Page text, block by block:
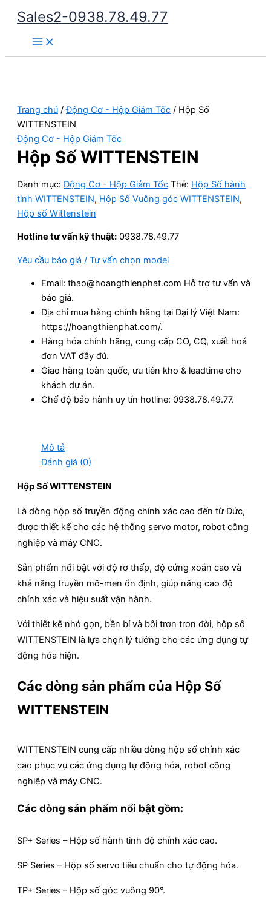
Nhảy
dung
Sales2-0938.78.49.77
Main
Menu
Trang chủ /Động Cơ - Hộp Giảm Tốc / Hộp Số
WITTENSTEIN
Động Cơ - Hộp Giảm Tốc
Hộp Số WITTENSTEIN
Danh mục:Động Cơ - Hộp Giảm Tốc Thẻ: Hộp Số hành
tinh WITTENSTEIN, Hộp Số Vuông góc WITTENSTEIN,
Hộp số Wittenstein
Hotline tư vấn kỹ thuật: 0938.78.49.77
Yêu cầu báo giá / Tư vấn chọn model
Email: thao@hoangthienphat.com Hỗ trợ tư vấn và
báo giá.
Địa chỉ mua hàng chính hãng tại Đại lý Việt Nam:
https://hoangthienphat.com/.
Hàng hóa chính hãng, cung cấp CO, CQ, xuất hoá
đơn VAT đầy đủ.
Giao hàng toàn quốc, ưu tiên kho & leadtime cho
khách dự án.
Chế độ bảo hành uy tín hotline: 0938.78.49.77.
Mô tả
Đánh giá (0)
Hộp Số WITTENSTEIN
Là dòng hộp số truyền động chính xác cao đến từ Đức,
được thiết kế cho các hệ thống servo motor, robot công
nghiệp và máy CNC.
Sản phẩm nổi bật với độ rơ thấp, độ cứng xoắn cao và
khả năng truyền mô-men ổn định, giúp nâng cao độ
chính xác và hiệu suất vận hành.
Với thiết kế nhỏ gọn, bền bỉ và bôi trơn trọn đời, hộp số
WITTENSTEIN là lựa chọn lý tưởng cho các ứng dụng tự
động hóa hiện.
Các dòng sản phẩm của Hộp Số
WITTENSTEIN
WITTENSTEIN cung cấp nhiều dòng hộp số chính xác
cao phục vụ các ứng dụng tự động hóa, robot công
nghiệp và máy CNC.
Các dòng sản phẩm nổi bật gồm:
SP+ Series – Hộp số hành tinh độ chính xác cao.
SP Series – Hộp số servo tiêu chuẩn cho tự động hóa.
TP+ Series – Hộp số góc vuông 90°.